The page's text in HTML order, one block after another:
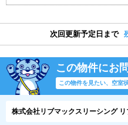
次回更新予定日まで
この物件にお
この物件を見たい、空室
株式会社リブマックスリーシング